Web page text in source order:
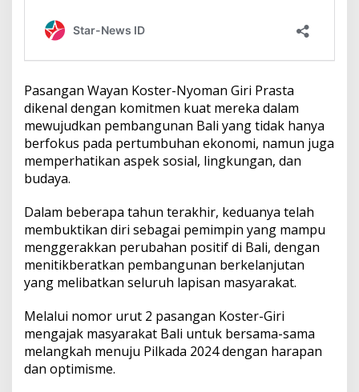
Pasangan Wayan Koster-Nyoman Giri Prasta
dikenal dengan komitmen kuat mereka dalam
mewujudkan pembangunan Bali yang tidak hanya
berfokus pada pertumbuhan ekonomi, namun juga
memperhatikan aspek sosial, lingkungan, dan
budaya.
Dalam beberapa tahun terakhir, keduanya telah
membuktikan diri sebagai pemimpin yang mampu
menggerakkan perubahan positif di Bali, dengan
menitikberatkan pembangunan berkelanjutan
yang melibatkan seluruh lapisan masyarakat.
Melalui nomor urut 2 pasangan Koster-Giri
mengajak masyarakat Bali untuk bersama-sama
melangkah menuju Pilkada 2024 dengan harapan
dan optimisme.